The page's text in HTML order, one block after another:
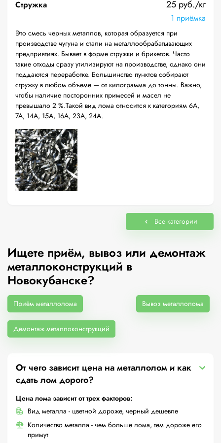
Стружка 25 руб./кг
1 приёмка
Это смесь черных металлов, которая образуется при
производстве чугуна и стали на металлообрабатывающих
предприятиях. Бывает в форме стружки и брикетов. Часто
такие отходы сразу утилизируют на производстве, однако они
поддаются переработке. Большинство пунктов собирают
стружку в любом объеме — от килограмма до тонны. Важно,
чтобы наличие посторонних примесей и масел не
превышало 2 %.Такой вид лома относится к категориям 6А,
7А, 14А, 15А, 16А, 23А, 24А.
Все категории
Ищете приём, вывоз или демонтаж
металлоконструкций в
Новокубанске?
Приём металлолома Вывоз металлолома
Демонтаж металлоконструкций
От чего зависит цена на металлолом и как
сдать лом дорого?
Цена лома зависит от трех факторов:
Вид металла - цветной дороже, черный дешевле
Количество металла - чем больше лома, тем дороже его
примут